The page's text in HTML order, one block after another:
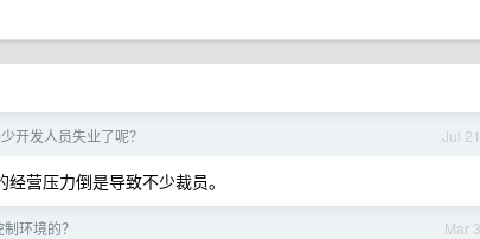
Jul 21
开发人员失业了呢？
营压力倒是导致不少裁员。
Mar 3
环境的？